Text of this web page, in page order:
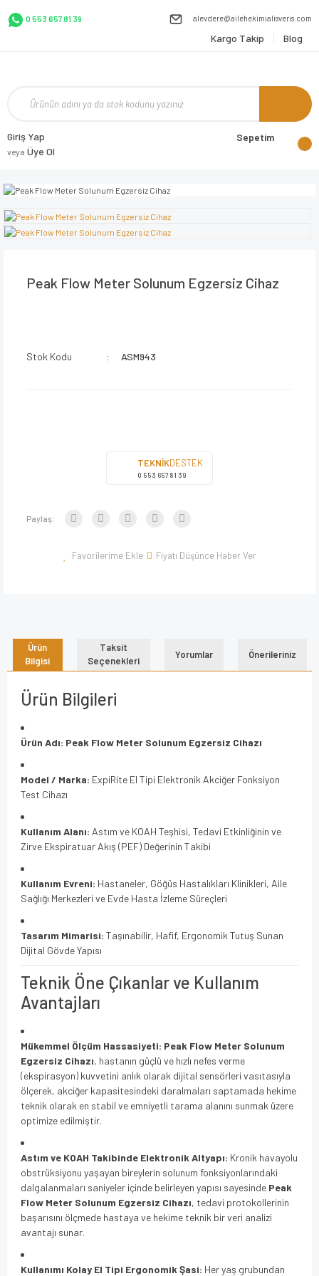
0 553 657 81 39 alevdere@ailehekimialisveris.com
Kargo Takip Blog
Giriş Yap
veya Üye Ol
Sepetim
Peak Flow Meter Solunum Egzersiz Cihaz
Stok Kodu ASM943
TEKNİKDESTEK
0 553 657 81 39
Paylaş:
Fiyatı Düşünce Haber Ver
Ürün
Bilgisi
Taksit
Seçenekleri
Yorumlar Önerileriniz
Ürün Bilgileri
Ürün Adı: Peak Flow Meter Solunum Egzersiz Cihazı
Model / Marka: ExpiRite El Tipi Elektronik Akciğer Fonksiyon
Test Cihazı
Kullanım Alanı: Astım ve KOAH Teşhisi, Tedavi Etkinliğinin ve
Zirve Ekspiratuar Akış (PEF) Değerinin Takibi
Kullanım Evreni: Hastaneler, Göğüs Hastalıkları Klinikleri, Aile
Sağlığı Merkezleri ve Evde Hasta İzleme Süreçleri
Tasarım Mimarisi: Taşınabilir, Hafif, Ergonomik Tutuş Sunan
Dijital Gövde Yapısı
Teknik Öne Çıkanlar ve Kullanım
Avantajları
Mükemmel Ölçüm Hassasiyeti: Peak Flow Meter Solunum
Egzersiz Cihazı, hastanın güçlü ve hızlı nefes verme
(ekspirasyon) kuvvetini anlık olarak dijital sensörleri vasıtasıyla
ölçerek, akciğer kapasitesindeki daralmaları saptamada hekime
teknik olarak en stabil ve emniyetli tarama alanını sunmak üzere
optimize edilmiştir.
Astım ve KOAH Takibinde Elektronik Altyapı: Kronik havayolu
obstrüksiyonu yaşayan bireylerin solunum fonksiyonlarındaki
dalgalanmaları saniyeler içinde belirleyen yapısı sayesinde Peak
Flow Meter Solunum Egzersiz Cihazı, tedavi protokollerinin
başarısını ölçmede hastaya ve hekime teknik bir veri analizi
avantajı sunar.
Kullanımı Kolay El Tipi Ergonomik Şasi: Her yaş grubundan